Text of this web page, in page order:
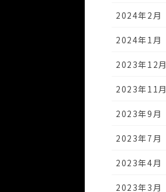
2024年2月
2024年1月
2023年12月
2023年11月
2023年9月
2023年7月
2023年4月
2023年3月